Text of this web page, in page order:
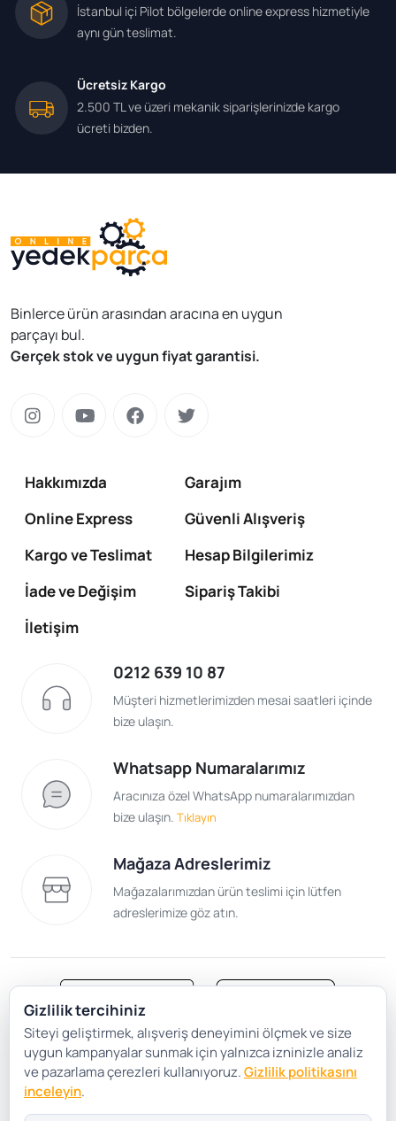
İstanbul içi Pilot bölgelerde online express hizmetiyle
aynı gün teslimat.
Ücretsiz Kargo
2.500 TL ve üzeri mekanik siparişlerinizde kargo
ücreti bizden.
Binlerce ürün arasından aracına en uygun
parçayı bul.
Gerçek stok ve uygun fiyat garantisi.
Hakkımızda
Garajım
Online Express
Güvenli Alışveriş
Kargo ve Teslimat
Hesap Bilgilerimiz
İade ve Değişim
Sipariş Takibi
İletişim
0212 639 10 87
Müşteri hizmetlerimizden mesai saatleri içinde
bize ulaşın.
Whatsapp Numaralarımız
Aracınıza özel WhatsApp numaralarımızdan
bize ulaşın. Tıklayın
Mağaza Adreslerimiz
Mağazalarımızdan ürün teslimi için lütfen
adreslerimize göz atın.
Satış Sözleşmesi
Gizlilik ve Güvenlik
Gizlilik Politikası
Çerez Tercihleri
Gizlilik tercihiniz
Siteyi geliştirmek, alışveriş deneyimini ölçmek ve size
uygun kampanyalar sunmak için yalnızca izninizle analiz
ve pazarlama çerezleri kullanıyoruz.Gizlilik politikasını
inceleyin.